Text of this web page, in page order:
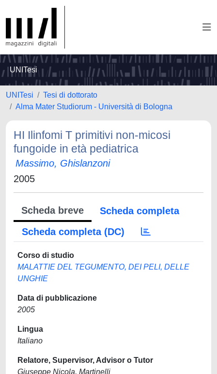
UNITesi
UNITesi
Tesi di dottorato
Alma Mater Studiorum - Università di Bologna
HI Ilinfomi T primitivi non-micosi
fungoide in età pediatrica
Massimo, Ghislanzoni
2005
Scheda breve
Scheda completa
Scheda completa (DC)
Corso di studio
MALATTIE DEL TEGUMENTO, DEI PELI, DELLE
UNGHIE
Data di pubblicazione
2005
Lingua
Italiano
Relatore, Supervisor, Advisor o Tutor
Giuseppe Nicola, Martinelli